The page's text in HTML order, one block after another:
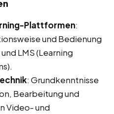
Plattformen:
und Bedienung
LMS (Learning
: Grundkenntnisse
Bearbeitung und
Video- und